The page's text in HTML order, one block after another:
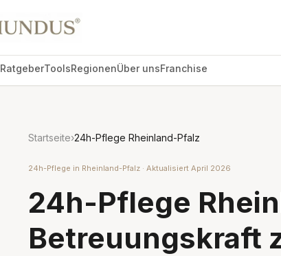
RatgeberToolsRegionenÜber unsFranchise
Startseite›24h-Pflege Rheinland-Pfalz
24h-Pflege in Rheinland-Pfalz · Aktualisiert April 2026
24h-Pflege
Betreuungskraft